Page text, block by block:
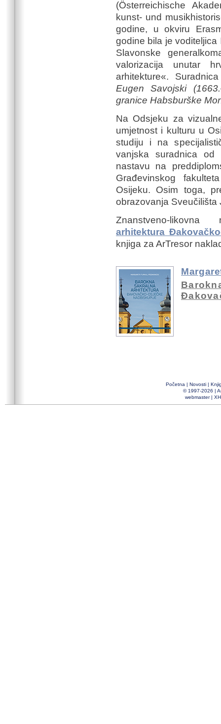
(Österreichische
kunst- und
godine, u okviru
godine bila je
Slavonske
valorizacija unutar
arhitekture«.
Eugen Savojski
granice Habsburške
Na Odsjeku za
umjetnost i kulturu u
studiju i na
vanjska suradnica od
nastavu na
Građevinskog
Osijeku. Osim toga,
obrazovanja Sveučilišta
Znanstveno-
arhitektura
knjiga za ArTresor
Početna | Novosti |
© 1997-2026 |
webmaster|